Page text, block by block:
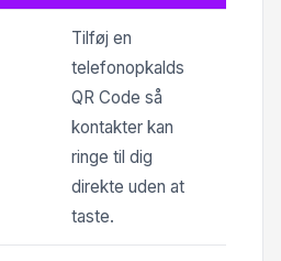
Tilføj en
telefonopkalds
QR Code så
kontakter kan
ringe til dig
direkte uden at
taste.